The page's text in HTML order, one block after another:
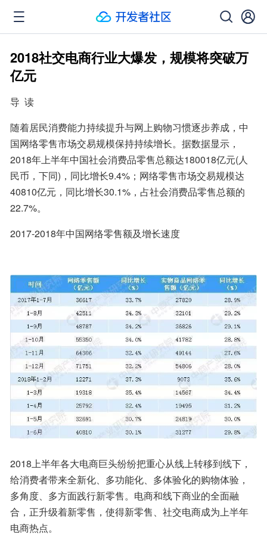
2018社交电商行业大爆发，规模将突破万
亿元
导  读
随着居民消费能力持续提升与网上购物习惯逐步养成，中
国网络零售市场交易规模保持持续增长。据数据显示，
2018年上半年中国社会消费品零售总额达180018亿元(人
民币，下同)，同比增长9.4%；网络零售市场交易规模达
40810亿元，同比增长30.1%，占社会消费品零售总额的
22.7%。
2017-2018年中国网络零售额及增长速度
2018上半年各大电商巨头纷纷把重心从线上转移到线下，
给消费者带来全新化、多功能化、多体验化的购物体验，
多角度、多方面践行新零售。电商和线下商业的全面融
合，正升级着新零售，使得新零售、社交电商成为上半年
电商热点。